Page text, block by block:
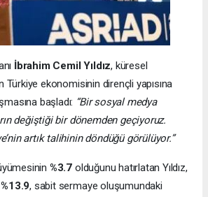
İbrahim Cemil Yıldız, küresel
Türkiye ekonomisinin dirençli yapısına
başladı: “Bir sosyal medya
değiştiği bir dönemden geçiyoruz.
artık talihinin döndüğü görülüyor.”
%3.7 olduğunu hatırlatan Yıldız,
%13.9, sabit sermaye oluşumundaki